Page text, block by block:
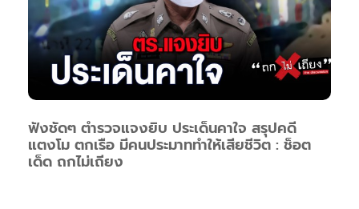
ฟังชัดๆ ตำรวจแจงยิบ ประเด็นคาใจ สรุปคดี
แตงโม ตกเรือ มีคนประมาททำให้เสียชีวิต : ช็อต
เด็ด ถกไม่เถียง